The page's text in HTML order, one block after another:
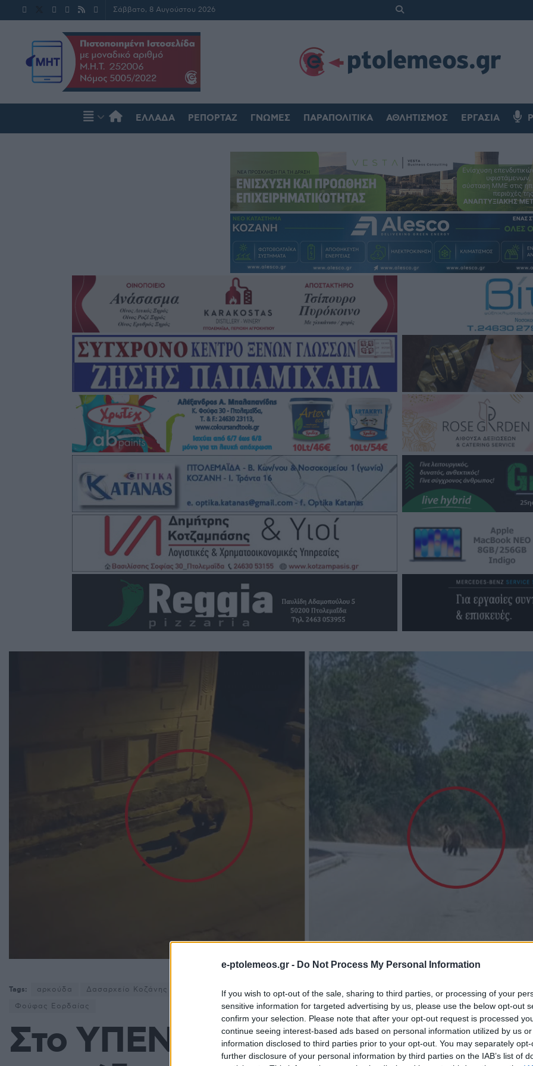
e-ptolemeos.gr - Do Not Process My Personal Information
If you wish to opt-out of the sale, sharing to third parties, or processing of your
sensitive information for targeted advertising by us, please use the below opt-out
confirm your selection. Please note that after your opt-out request is processed
continue seeing interest-based ads based on personal information utilized by us
information disclosed to third parties prior to your opt-out. You may separately
further disclosure of your personal information by third parties on the IAB’s list of
Σάββατο, 8 Αυγούστου 2026
ΕΛΛΆΔΑ ΡΕΠΟΡΤΆΖ ΓΝΏΜΕΣ ΠΑΡΑΠΟΛΙΤΙΚΆ ΑΘΛΗΤΙΣΜΌΣ ΕΡΓΑΣΊΑ
Tags: αρκούδα Δασαρχείο Κοζάνης Περιβαλλοντική Οργάνωση Καλλιστώ
Υπουργείο Περιβάλλοντος και
Φούφας Εορδαίας
Στο ΥΠΕΝ το φλέγον ζήτημα της